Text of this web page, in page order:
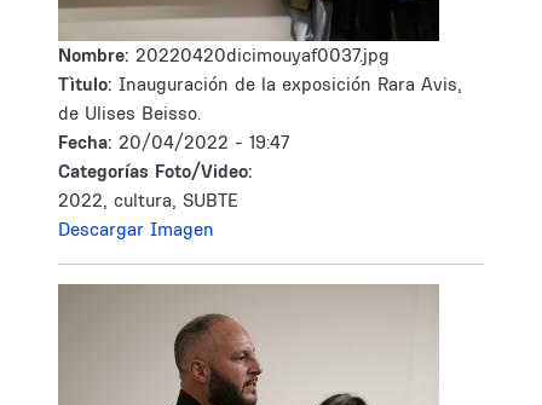
Nombre: 20220420dicimouyaf0037.jpg
Tìtulo: Inauguración de la exposición Rara Avis,
de Ulises Beisso.
Fecha: 20/04/2022 - 19:47
Categorías Foto/Video:
2022, cultura, SUBTE
Descargar Imagen